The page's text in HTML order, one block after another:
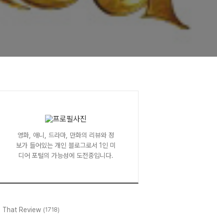
영화, 애니, 드라마, 만화의 리뷰와 정
보가 들어있는 개인 블로그로서 1인 미
디어 포털의 가능성에 도전중입니다.
That Review (1718)